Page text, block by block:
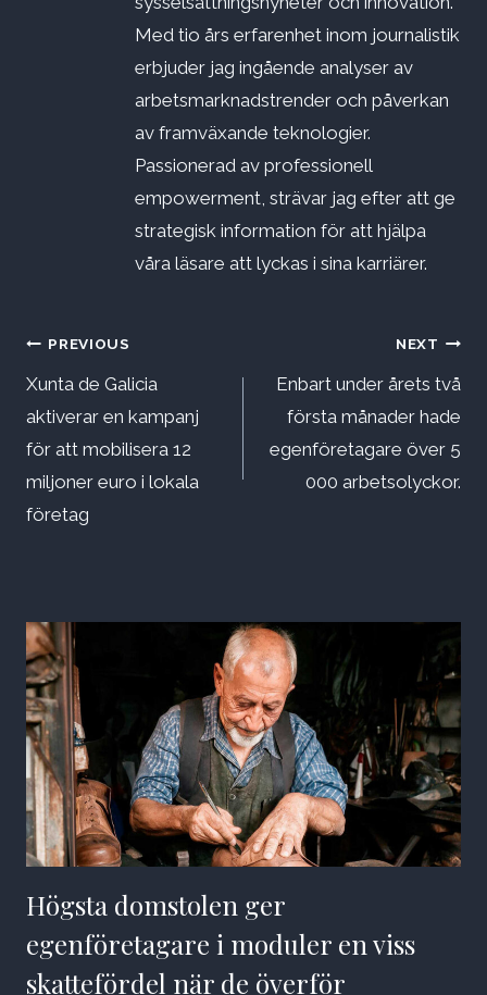
Med tio års erfarenhet inom journalistik
erbjuder jag ingående analyser av
arbetsmarknadstrender och påverkan
av framväxande teknologier.
Passionerad av professionell
empowerment, strävar jag efter att ge
strategisk information för att hjälpa
våra läsare att lyckas i sina karriärer.
Inläggsnavigering
PREVIOUS
Xunta de Galicia
aktiverar en kampanj
för att mobilisera 12
miljoner euro i lokala
företag
NEXT
Enbart under årets två
första månader hade
egenföretagare över 5
000 arbetsolyckor.
Högsta domstolen ger
egenföretagare i moduler en viss
skattefördel när de överför